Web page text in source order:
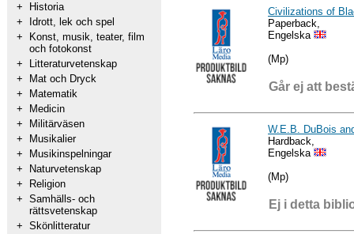
+
Historia
+
Idrott, lek och spel
+
Konst, musik, teater, film
och fotokonst
+
Litteraturvetenskap
+
Mat och Dryck
+
Matematik
+
Medicin
+
Militärväsen
+
Musikalier
+
Musikinspelningar
+
Naturvetenskap
+
Religion
+ Samhälls- och
rättsvetenskap
+ Skönlitteratur
Civilizations of
Paperback,
Engelska
(Mp)
Går ej att
W.E.B. DuBois
Hardback,
Engelska
(Mp)
Ej i detta